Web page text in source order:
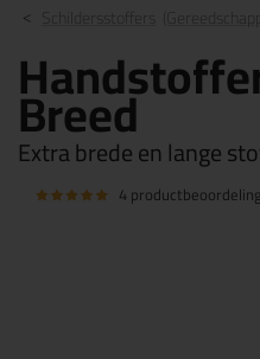
Schildersstoffers
Breed
Extra brede en lange
4